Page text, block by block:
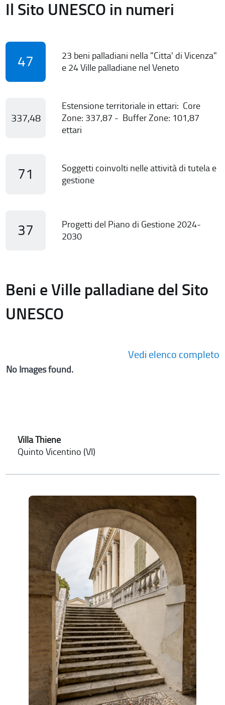
Il Sito UNESCO in numeri
47
23 beni palladiani nella "Citta' di Vicenza"
e 24 Ville palladiane nel Veneto
337,48
Estensione territoriale in ettari: Core
Zone: 337,87 - Buffer Zone: 101,87
ettari
71
Soggetti coinvolti nelle attività di tutela e
gestione
37
Progetti del Piano di Gestione 2024-
2030
Beni e Ville palladiane del Sito
UNESCO
Vedi elenco completo
No Images found.
Villa Thiene
Quinto Vicentino (VI)